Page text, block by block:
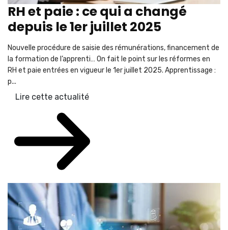
RH et paie : ce qui a changé
depuis le 1er juillet 2025
Nouvelle procédure de saisie des rémunérations, financement de
la formation de l’apprenti… On fait le point sur les réformes en
RH et paie entrées en vigueur le 1er juillet 2025. Apprentissage :
p...
Lire cette actualité